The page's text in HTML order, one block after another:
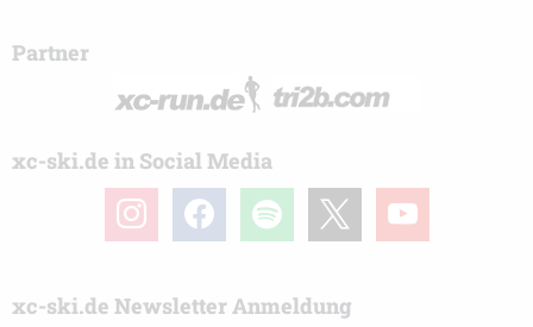
Partner
xc-ski.de in Social Media
instagramfacebook spotify youtube
xc-ski.de Newsletter Anmeldung